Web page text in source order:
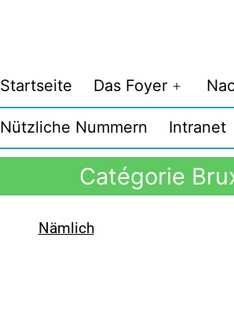
Startseite Das Foyer
Nützliche Nummern Intranet
Catégorie
Nämlich